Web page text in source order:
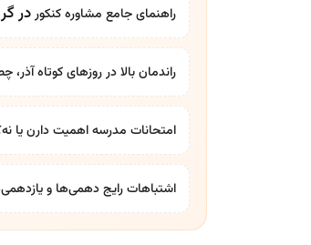
راهنمای جامع مشاوره کنکوردر
راندمان بالا در روزهای کوتاه آذر،
امتحانات مدرسه اهمیت دارن یا
اشتباهات رایج دهمی‌ها و